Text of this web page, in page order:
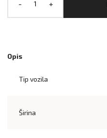
- +
Opis
Tip vozila
Širina